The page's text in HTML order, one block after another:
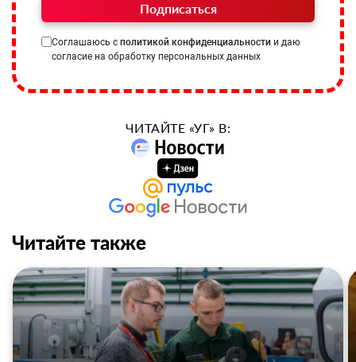
Подписаться
Соглашаюсь с политикой конфиденциальности и даю
согласие на обработку персональных данных
ЧИТАЙТЕ «УГ» В:
Читайте также